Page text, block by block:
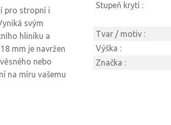
pro stropní i
svým
hliníku a
mm je navržen
nebo
na míru vašemu
Stupeň krytí :
Tvar / motiv :
Výška :
Značka :